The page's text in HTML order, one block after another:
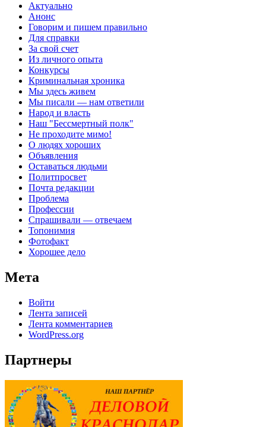
Актуально
Анонс
Говорим и пишем правильно
Для справки
За свой счет
Из личного опыта
Конкурсы
Криминальная хроника
Мы здесь живем
Мы писали — нам ответили
Народ и власть
Наш "Бессмертный полк"
Не проходите мимо!
О людях хороших
Объявления
Оставаться людьми
Политпросвет
Почта редакции
Проблема
Профессии
Спрашивали — отвечаем
Топонимия
Фотофакт
Хорошее дело
Мета
Войти
Лента записей
Лента комментариев
WordPress.org
Партнеры